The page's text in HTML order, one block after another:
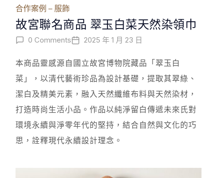
合作案例 – 服飾
故宮聯名商品 翠玉白菜天然染領巾
0 Comments 2025 年 1 月 23 日
本商品靈感源自國立故宮博物院藏品「翠玉白
菜」，以清代藝術珍品為設計基礎，提取其翠綠、
潔白及精美元素，融入天然纖維布料與天然染材，
打造時尚生活小品。作品以純淨留白傳遞未來氏對
環境永續與淨零年代的堅持，結合自然與文化的巧
思，詮釋現代永續設計理念。